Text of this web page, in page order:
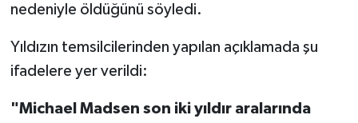
nedeniyle öldüğünü söyledi.
Yıldızın temsilcilerinden yapılan açıklamada şu
ifadelere yer verildi:
"Michael Madsen son iki yıldır aralarında